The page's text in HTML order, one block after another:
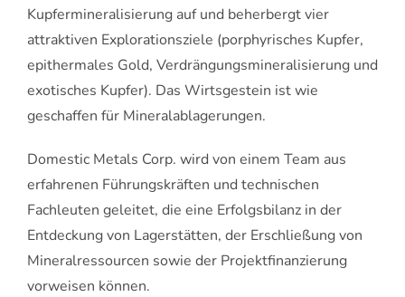
Kupfermineralisierung auf und beherbergt vier
attraktiven Explorationsziele (porphyrisches Kupfer,
epithermales Gold, Verdrängungsmineralisierung und
exotisches Kupfer). Das Wirtsgestein ist wie
geschaffen für Mineralablagerungen.
Domestic Metals Corp. wird von einem Team aus
erfahrenen Führungskräften und technischen
Fachleuten geleitet, die eine Erfolgsbilanz in der
Entdeckung von Lagerstätten, der Erschließung von
Mineralressourcen sowie der Projektfinanzierung
vorweisen können.